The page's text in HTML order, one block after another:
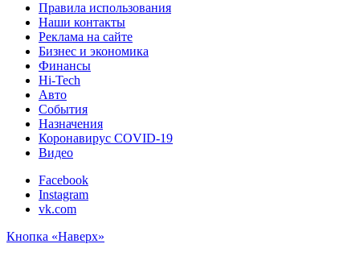
Правила использования
Наши контакты
Реклама на сайте
Бизнес и экономика
Финансы
Hi-Tech
Авто
События
Назначения
Коронавирус COVID-19
Видео
Facebook
Instagram
vk.com
Кнопка «Наверх»